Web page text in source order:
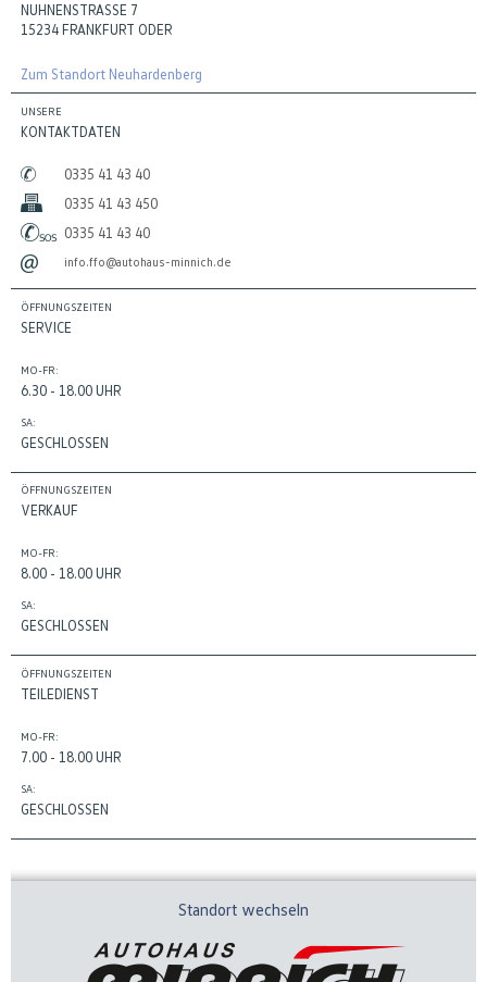
NUHNENSTRASSE 7
15234 FRANKFURT ODER
Zum Standort Neuhardenberg
UNSERE
KONTAKTDATEN
0335 41 43 40
0335 41 43 450
0335 41 43 40
info.ffo@autohaus-minnich.de
ÖFFNUNGSZEITEN
SERVICE
MO-FR:
6.30 - 18.00 UHR
SA:
GESCHLOSSEN
ÖFFNUNGSZEITEN
VERKAUF
MO-FR:
8.00 - 18.00 UHR
SA:
GESCHLOSSEN
ÖFFNUNGSZEITEN
TEILEDIENST
MO-FR:
7.00 - 18.00 UHR
SA:
GESCHLOSSEN
Standort wechseln